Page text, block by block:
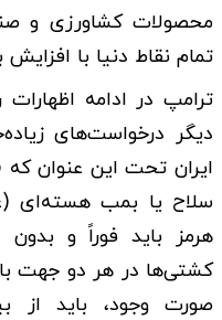
محصولات کشاورزی و
تمام نقاط دنیا با
ترامپ در ادامه
دیگر درخواست‌های
ایران تحت این عنوان که
سلاح یا بمب هسته‌ای
هرمز باید فوراً و
کشتی‌ها در هر دو جهت
صورت وجود، باید از